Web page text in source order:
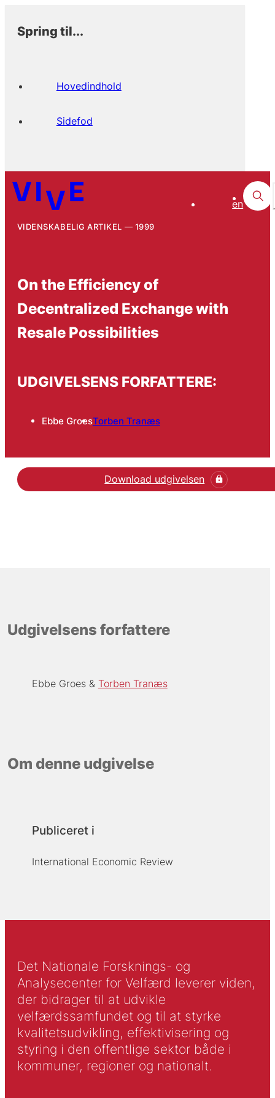
Spring til...
Hovedindhold
Sidefod
en
VIDENSKABELIG ARTIKEL 1999
On the Efficiency of
Decentralized Exchange with
Resale Possibilities
UDGIVELSENS FORFATTERE:
Ebbe GroesTorben Tranæs
Download udgivelsen
Udgivelsens forfattere
Ebbe Groes Torben Tranæs
Om denne udgivelse
Publiceret i
International Economic Review
Det Nationale Forsknings- og
Analysecenter for Velfærd leverer viden,
der bidrager til at udvikle
velfærdssamfundet og til at styrke
kvalitetsudvikling, effektivisering og
styring i den offentlige sektor både i
kommuner, regioner og nationalt.